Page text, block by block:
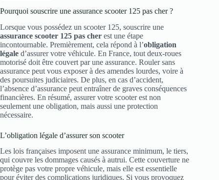
Pourquoi souscrire une assurance scooter 125 pas cher ?
Lorsque vous possédez un scooter 125, souscrire une
assurance scooter 125 pas cher est une étape
incontournable. Premièrement, cela répond à l’obligation
légale d’assurer votre véhicule. En France, tout deux-roues
motorisé doit être couvert par une assurance. Rouler sans
assurance peut vous exposer à des amendes lourdes, voire à
des poursuites judiciaires. De plus, en cas d’accident,
l’absence d’assurance peut entraîner de graves conséquences
financières. En résumé, assurer votre scooter est non
seulement une obligation, mais aussi une protection
nécessaire.
L’obligation légale d’assurer son scooter
Les lois françaises imposent une assurance minimum, le tiers,
qui couvre les dommages causés à autrui. Cette couverture ne
protège pas votre propre véhicule, mais elle est essentielle
pour éviter des complications juridiques. Si vous provoquez